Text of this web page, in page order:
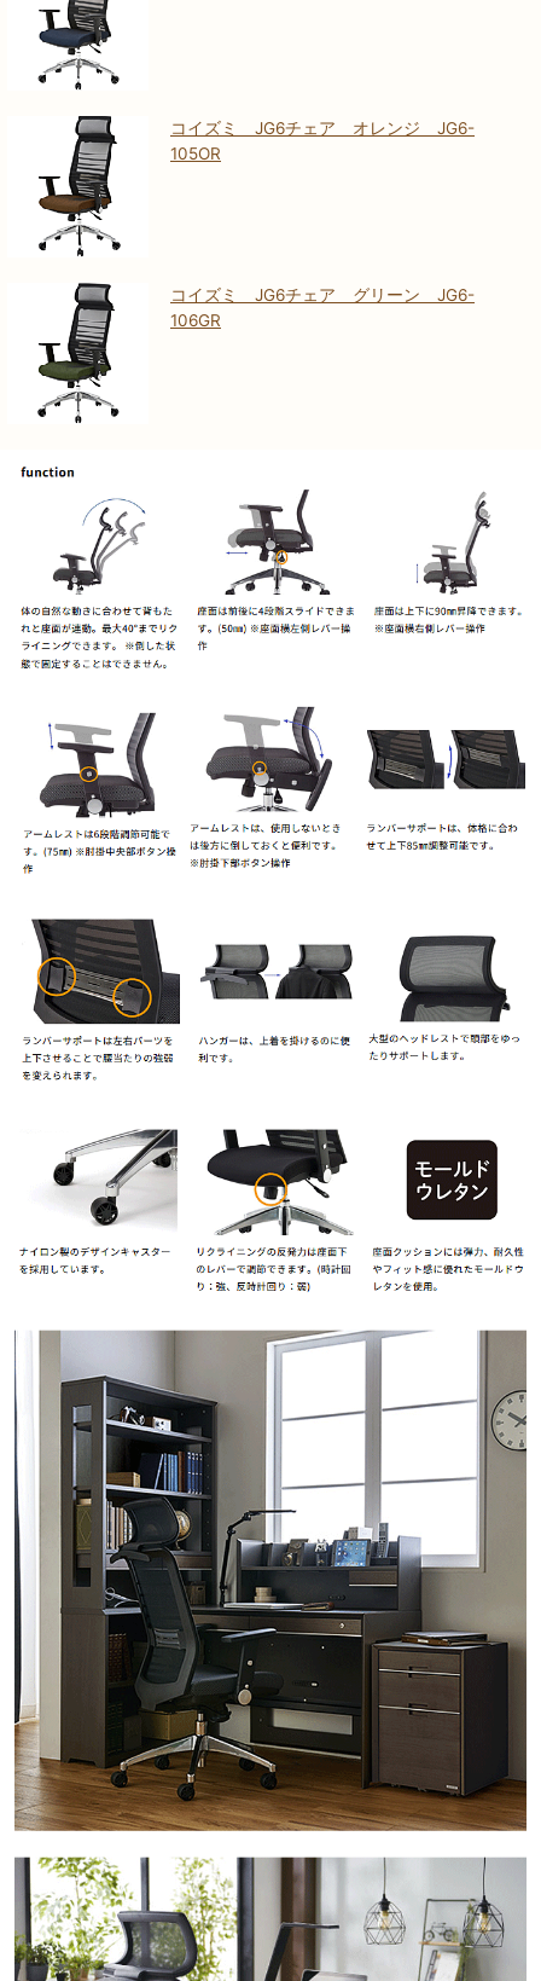
コイズミ JG6チェア オレンジ JG6-
105OR
コイズミ JG6チェア グリーン JG6-
106GR